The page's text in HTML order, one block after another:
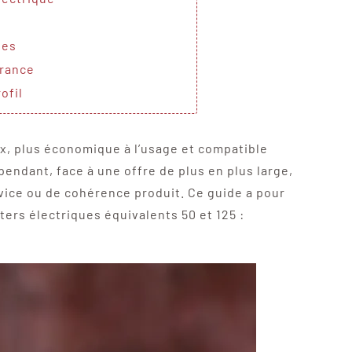
plus économique à l’usage et compatible
face à une offre de plus en plus large,
ou de cohérence produit. Ce guide a pour
électriques équivalents 50 et 125 :